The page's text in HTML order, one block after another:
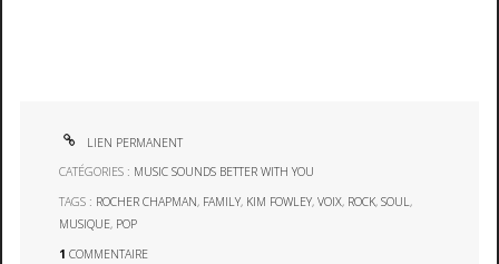
LIEN PERMANENT
CATÉGORIES : MUSIC SOUNDS BETTER WITH YOU
TAGS : ROCHER CHAPMAN, FAMILY, KIM FOWLEY,VOIX, ROCK,SOUL,
MUSIQUE, POP
1 COMMENTAIRE